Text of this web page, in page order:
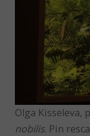
Olga Kisseleva,
nobilis. Pin